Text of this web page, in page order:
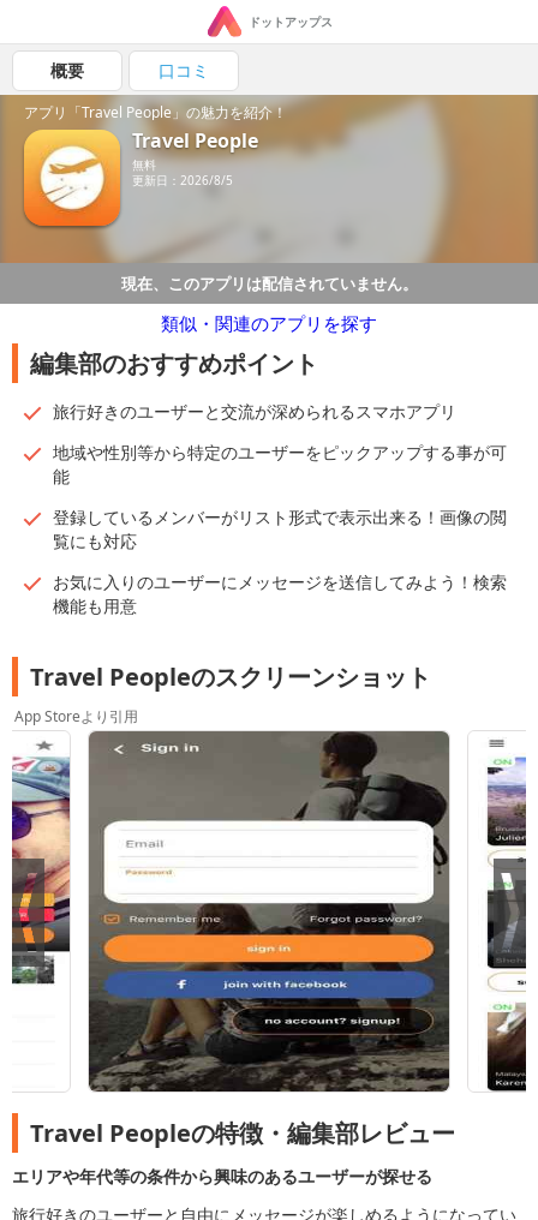
ドットアップス
概要 口コミ
アプリ「Travel People」の魅力を紹介！
Travel People
無料
更新日：2026/8/5
現在、このアプリは配信されていません。
類似・関連のアプリを探す
編集部のおすすめポイント
旅行好きのユーザーと交流が深められるスマホアプリ
地域や性別等から特定のユーザーをピックアップする事が可
能
登録しているメンバーがリスト形式で表示出来る！画像の閲
覧にも対応
お気に入りのユーザーにメッセージを送信してみよう！検索
機能も用意
Travel Peopleのスクリーンショット
App Storeより引用
Travel Peopleの特徴・編集部レビュー
エリアや年代等の条件から興味のあるユーザーが探せる
旅行好きのユーザーと自由にメッセージが楽しめるようになってい